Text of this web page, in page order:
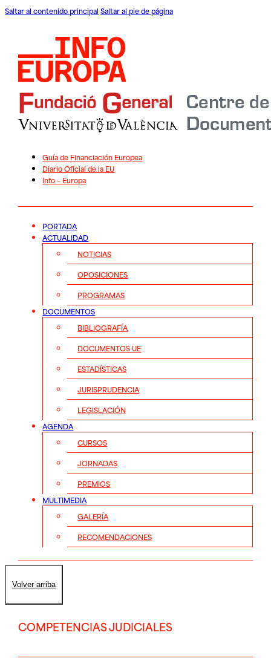
Saltar al contenido principal Saltar al pie de página
Guía de Financiación Europea
Diario Oficial de la EU
Info – Europa
PORTADA
ACTUALIDAD
NOTICIAS
OPOSICIONES
PROGRAMAS
DOCUMENTOS
BIBLIOGRAFÍA
DOCUMENTOS UE
ESTADÍSTICAS
JURISPRUDENCIA
LEGISLACIÓN
AGENDA
CURSOS
JORNADAS
PREMIOS
MULTIMEDIA
GALERÍA
RECOMENDACIONES
Volver arriba
COMPETENCIAS JUDICIALES